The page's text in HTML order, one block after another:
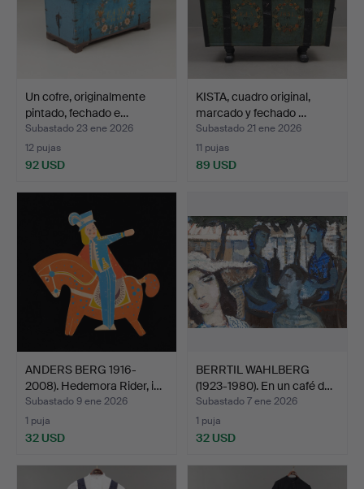
Un cofre, originalmente
pintado, fechado e…
Subastado 23 ene 2026
12 pujas
92 USD
KISTA, cuadro original,
marcado y fechado …
Subastado 21 ene 2026
11 pujas
89 USD
ANDERS BERG 1916-
2008). Hedemora Rider, i…
Subastado 9 ene 2026
1 puja
32 USD
BERRTIL WAHLBERG
(1923-1980). En un café d…
Subastado 7 ene 2026
1 puja
32 USD